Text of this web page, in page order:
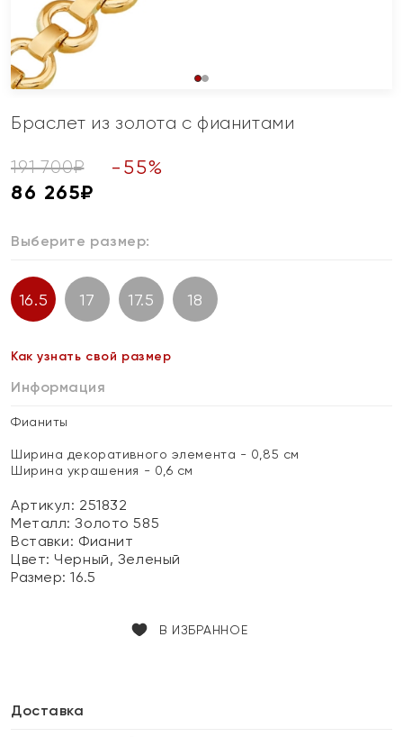
Браслет из золота с фианитами
191 700₽ - 55%
86 265₽
Выберите размер:
16.5 17 17.5 18
Как узнать свой размер
Информация
Фианиты
Ширина декоративного элемента - 0,85 см
Ширина украшения - 0,6 см
Артикул: 251832
Металл:Золото 585
Вставки: Фианит
Цвет:Черный, Зеленый
Размер:16.5
В ИЗБРАННОЕ
Доставка